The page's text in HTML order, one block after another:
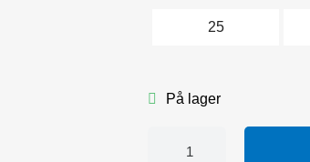
25
På lager